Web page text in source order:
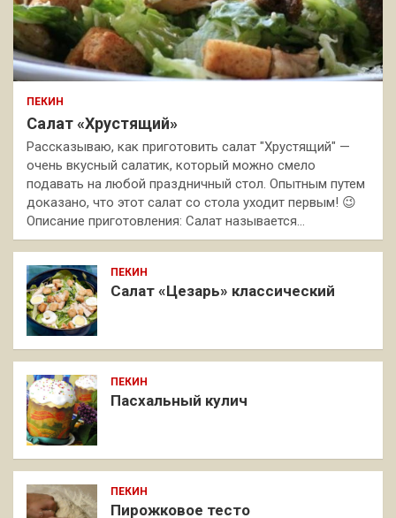
ПЕКИН
Салат «Хрустящий»
Рассказываю, как приготовить салат "Хрустящий" —
очень вкусный салатик, который можно смело
подавать на любой праздничный стол. Опытным путем
доказано, что этот салат со стола уходит первым! 😉
Описание приготовления: Салат называется…
ПЕКИН
Салат «Цезарь» классический
ПЕКИН
Пасхальный кулич
ПЕКИН
Пирожковое тесто